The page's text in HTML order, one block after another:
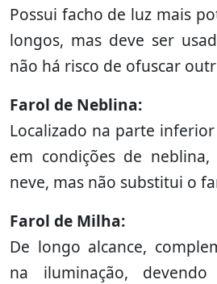
Possui facho de luz mais
longos, mas deve ser
não há risco de ofuscar
Farol de Neblina:
Localizado na parte
em condições de
neve, mas não substitui o
Farol de Milha:
De longo alcance,
na iluminação,